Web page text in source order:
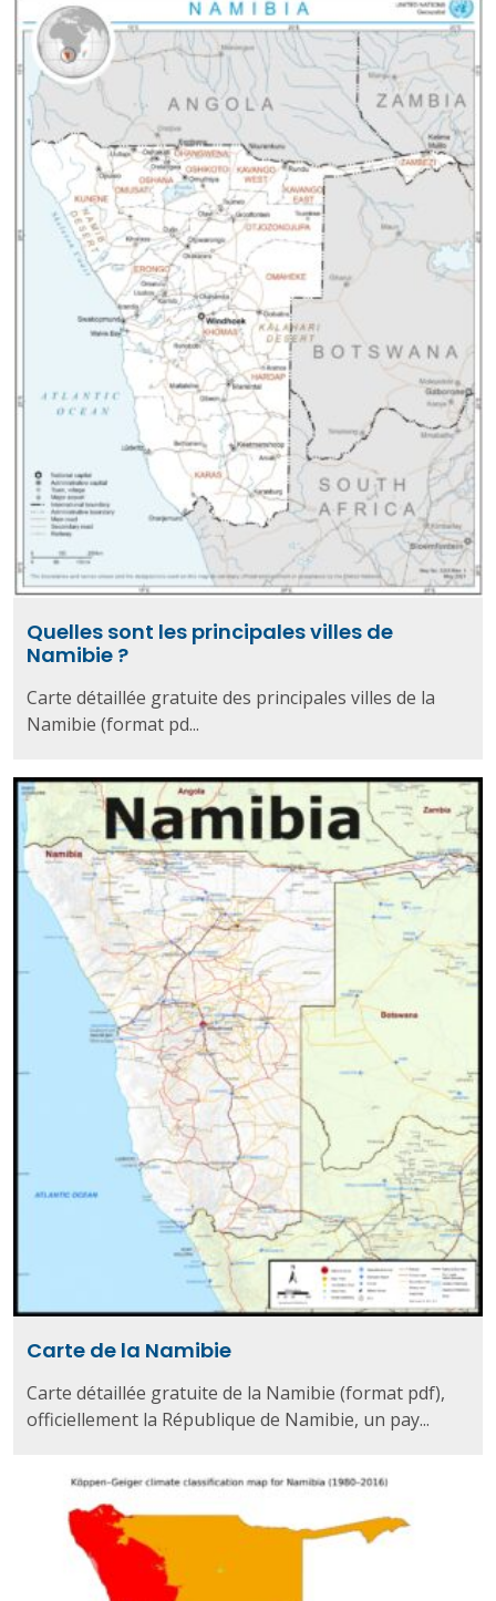
Quelles sont les principales villes de
Namibie ?
Carte détaillée gratuite des principales villes de la
Namibie (format pd...
Carte de la Namibie
Carte détaillée gratuite de la Namibie (format pdf),
officiellement la République de Namibie, un pay...